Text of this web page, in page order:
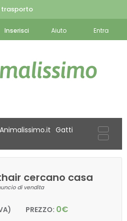
trasporto
Inserisci Aiuto Entra
Animalissimo.it Gatti
cercano casa
di vendita
PREZZO: 0€